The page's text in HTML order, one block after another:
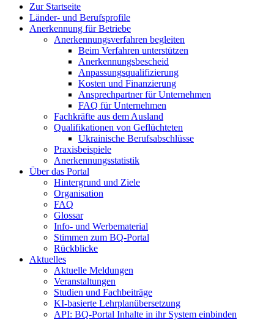
Zur Startseite
Länder- und Berufsprofile
Anerkennung für Betriebe
Anerkennungsverfahren begleiten
Beim Verfahren unterstützen
Anerkennungsbescheid
Anpassungsqualifizierung
Kosten und Finanzierung
Ansprechpartner für Unternehmen
FAQ für Unternehmen
Fachkräfte aus dem Ausland
Qualifikationen von Geflüchteten
Ukrainische Berufsabschlüsse
Praxisbeispiele
Anerkennungsstatistik
Über das Portal
Hintergrund und Ziele
Organisation
FAQ
Glossar
Info- und Werbematerial
Stimmen zum BQ-Portal
Rückblicke
Aktuelles
Aktuelle Meldungen
Veranstaltungen
Studien und Fachbeiträge
KI-basierte Lehrplanübersetzung
API: BQ-Portal Inhalte in ihr System einbinden